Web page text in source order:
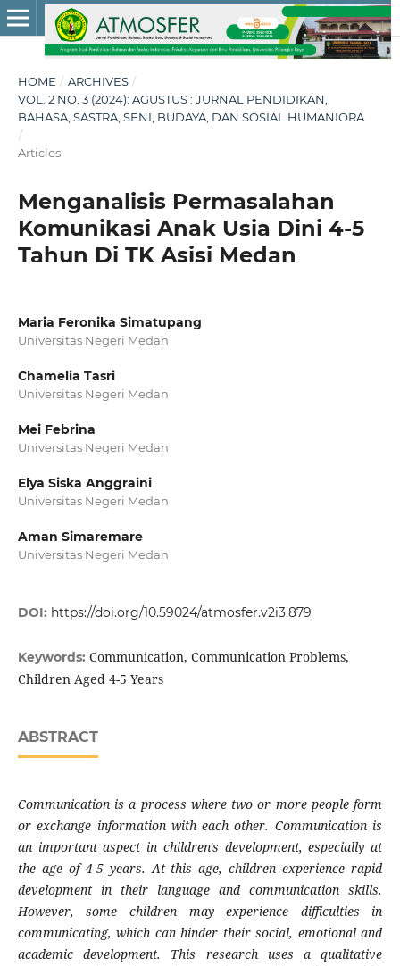
HOME / ARCHIVES /
VOL. 2 NO. 3 (2024): AGUSTUS : JURNAL PENDIDIKAN,
BAHASA, SASTRA, SENI, BUDAYA, DAN SOSIAL HUMANIORA
/
Articles
Menganalisis Permasalahan
Komunikasi Anak Usia Dini 4-5
Tahun Di TK Asisi Medan
Maria Feronika Simatupang
Universitas Negeri Medan
Chamelia Tasri
Universitas Negeri Medan
Mei Febrina
Universitas Negeri Medan
Elya Siska Anggraini
Universitas Negeri Medan
Aman Simaremare
Universitas Negeri Medan
DOI: https://doi.org/10.59024/atmosfer.v2i3.879
Keywords: Communication, Communication Problems,
Children Aged 4-5 Years
ABSTRACT
Communication is a process where two or more people form
or exchange information with each other. Communication is
an important aspect in children's development, especially at
the age of 4-5 years. At this age, children experience rapid
development in their language and communication skills.
However, some children may experience difficulties in
communicating, which can hinder their social, emotional and
academic development. This research uses a qualitative